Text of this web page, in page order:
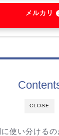
メルカリ
CLOSE
使い分ける